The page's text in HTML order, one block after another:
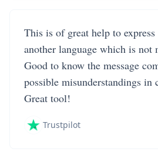
This is of great help to
another language which is not
Good to know the message
possible misunderstandings in
Great tool!
Trustpilot